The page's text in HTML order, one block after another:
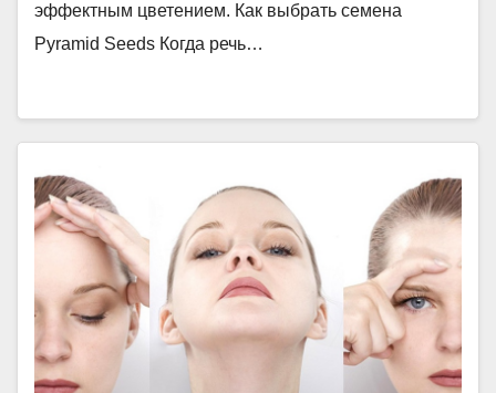
эффектным цветением. Как выбрать семена
Pyramid Seeds Когда речь…